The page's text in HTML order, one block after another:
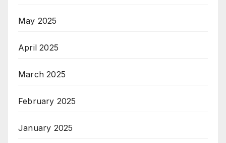
May 2025
April 2025
March 2025
February 2025
January 2025